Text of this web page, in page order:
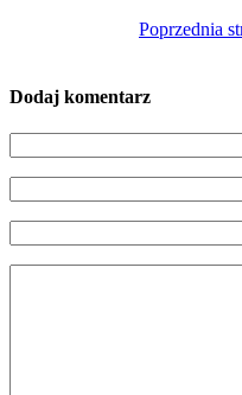
Poprzednia
Dodaj komentarz